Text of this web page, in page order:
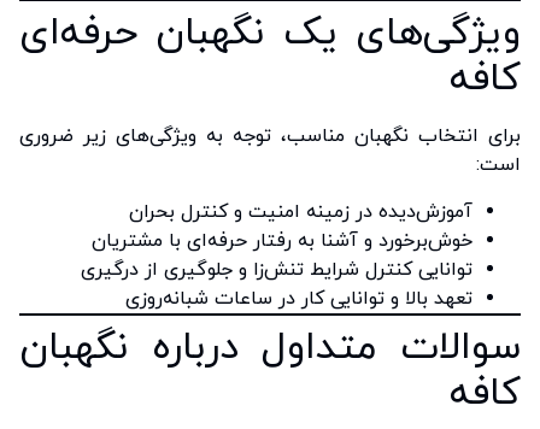
ویژگی‌های یک نگهبان حرفه‌ای
کافه
برای انتخاب نگهبان مناسب، توجه به ویژگی‌های زیر ضروری
است:
آموزش‌دیده در زمینه امنیت و کنترل بحران
خوش‌برخورد و آشنا به رفتار حرفه‌ای با مشتریان
توانایی کنترل شرایط تنش‌زا و جلوگیری از درگیری
تعهد بالا و توانایی کار در ساعات شبانه‌روزی
سوالات متداول درباره نگهبان
کافه